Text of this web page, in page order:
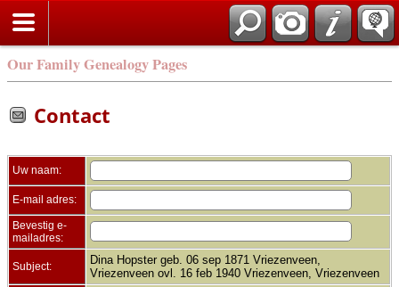
Our Family Genealogy Pages
Contact
Uw naam:
E-mail adres:
Bevestig e-
mailadres:
Subject:
Dina Hopster geb. 06 sep 1871 Vriezenveen,
Vriezenveen ovl. 16 feb 1940 Vriezenveen, Vriezenveen